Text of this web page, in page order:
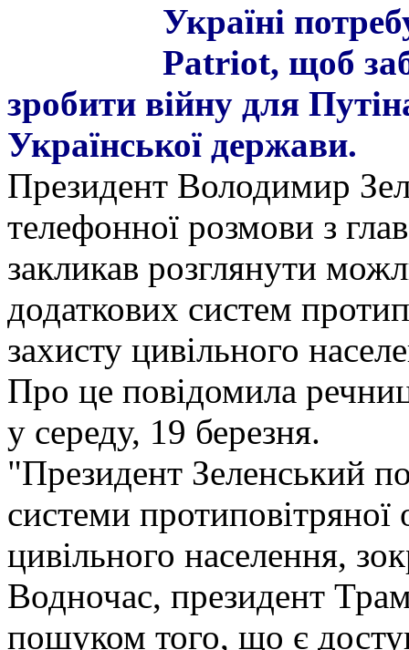
Україні
Patriot, щоб
зробити війну для
Української держави.
Президент Володимир
телефонної розмови з
закликав розглянути
додаткових систем
захисту цивільного
Про це повідомила
у середу, 19 березня.
"Президент Зеленський
системи
цивільного населення,
Водночас, президент
пошуком того, що є